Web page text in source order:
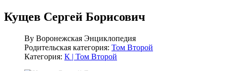
Кущев Сергей Борисович
By Воронежская Энциклопедия
Родительская категория: Том Второй
Категория: К | Том Второй